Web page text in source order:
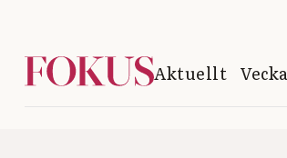
Aktuellt